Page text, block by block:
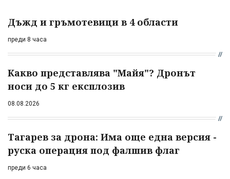
Дъжд и гръмотевици в 4 области
преди 8 часа
Какво представлява "Майя"? Дронът
носи до 5 кг експлозив
08.08.2026
Тагарев за дрона: Има още една версия -
руска операция под фалшив флаг
преди 6 часа